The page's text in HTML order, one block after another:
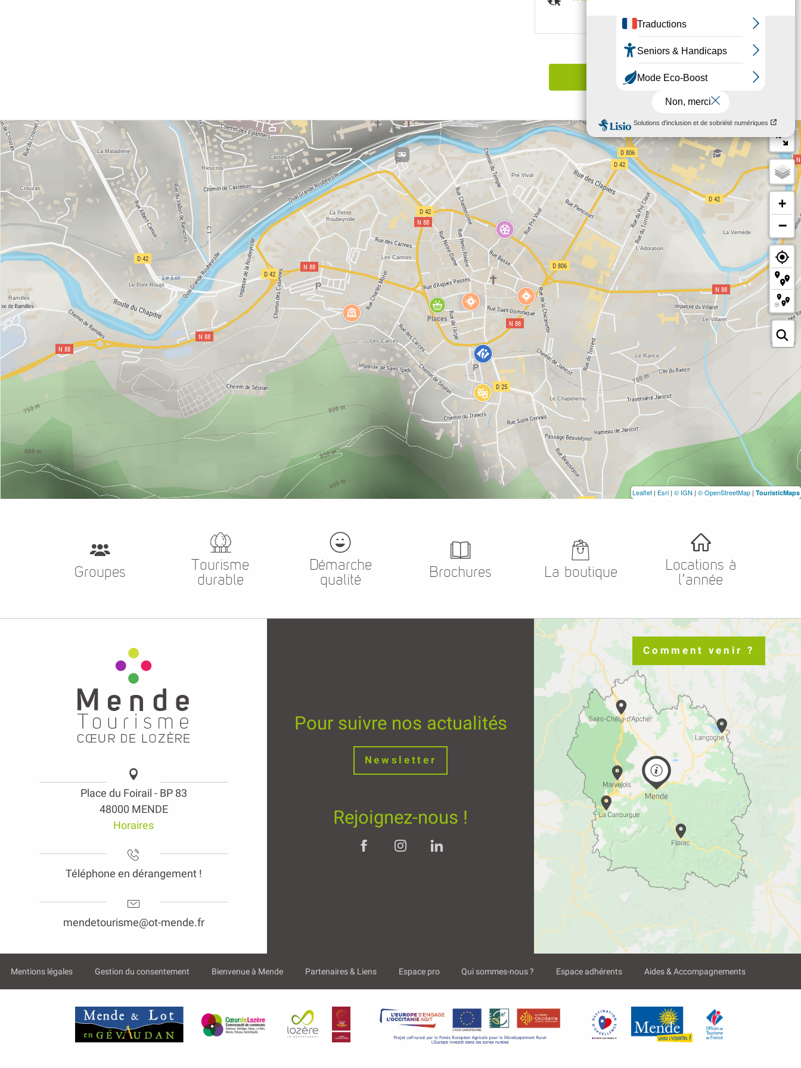
Signaler une erreur
+
−
Leaflet | Esri | © IGN | © OpenStreetMap | TouristicMaps
Groupes
Tourisme
durable
Démarche
qualité
Brochures La boutique
Locations à
l’année
Place du Foirail - BP 83
48000 MENDE
Horaires
Téléphone en dérangement !
mendetourisme@ot-mende.fr
Pour suivre nos actualités
Newsletter
Rejoignez-nous !
Comment venir ?
Mentions légales Gestion du consentement Bienvenue à Mende Partenaires & Liens Espace pro Qui sommes-nous ? Espace adhérents Aides & Accompagnements